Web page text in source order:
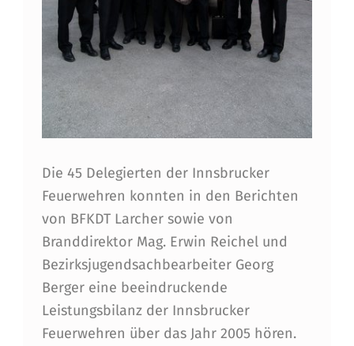
Die 45 Delegierten der Innsbrucker
Feuerwehren konnten in den Berichten
von BFKDT Larcher sowie von
Branddirektor Mag. Erwin Reichel und
Bezirksjugendsachbearbeiter Georg
Berger eine beeindruckende
Leistungsbilanz der Innsbrucker
Feuerwehren über das Jahr 2005 hören.